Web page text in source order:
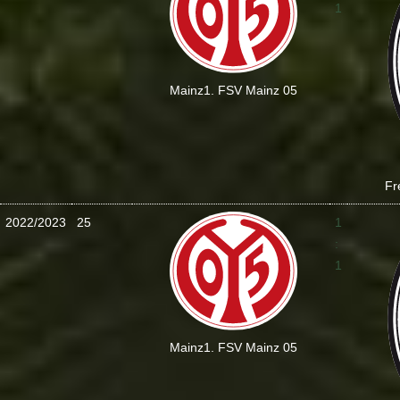
Mainz1. FSV Mainz 05
1
2022/2023 25
Mainz1. FSV Mainz 05
1
:
1